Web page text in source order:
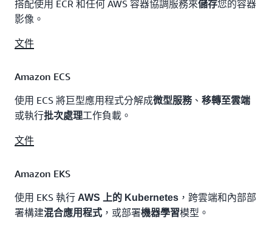
搭配使用 ECR 和任何 AWS 容器協調服務來儲存您的容器
影像。
文件
Amazon ECS
使用 ECS 將巨型應用程式分解成微型服務、 移轉至雲端
或執行批次處理工作負載。
文件
Amazon EKS
使用 EKS 執行 AWS 上的 Kubernetes ，跨雲端和內部部
署構建混合應用程式 ，或部署機器學習模型。